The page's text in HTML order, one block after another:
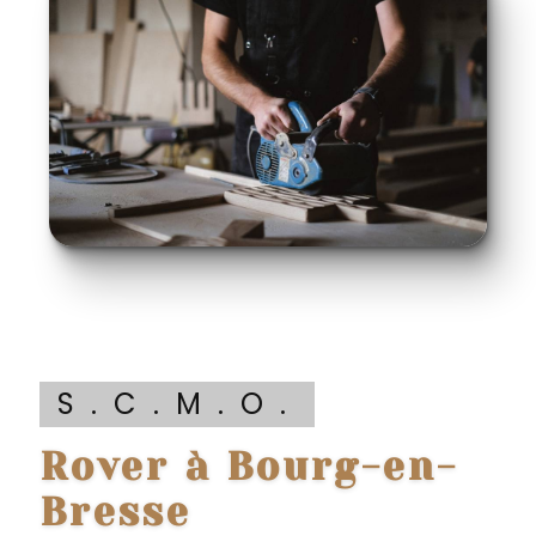
S.C.M.O.
Rover à Bourg-en-
Bresse